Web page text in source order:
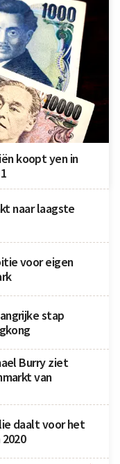
koopt yen in
naar laagste
voor eigen
stap
Burry ziet
van
daalt voor het